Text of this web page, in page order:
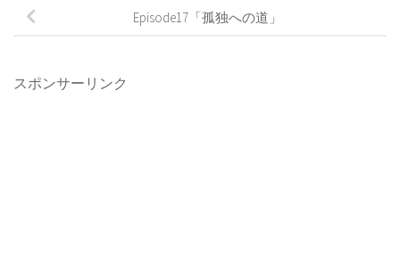
Episode17「孤独への道」
スポンサーリンク